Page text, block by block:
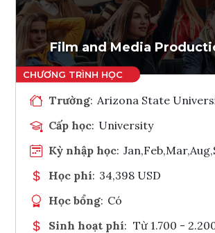
Tham vấn Interlink
Film and Media
Trường: Arizona State
Cấp học: University
Kỳ nhập học:
Học phí: 34,398 USD
Học bổng: Có
Sinh hoạt phí: Từ 1.700 -